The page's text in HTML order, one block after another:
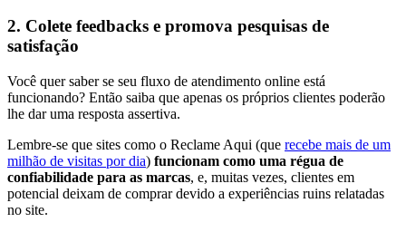
2. Colete feedbacks e promova pesquisas de
satisfação
Você quer saber se seu fluxo de atendimento online está
funcionando? Então saiba que apenas os próprios clientes poderão
lhe dar uma resposta assertiva.
Lembre-se que sites como o Reclame Aqui (que recebe mais de um
milhão de visitas por dia) funcionam como uma régua de
confiabilidade para as marcas, e, muitas vezes, clientes em
potencial deixam de comprar devido a experiências ruins relatadas
no site.